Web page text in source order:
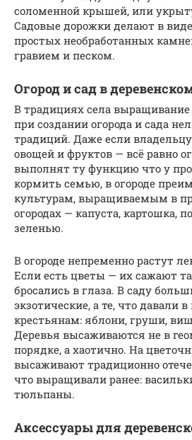
соломенной крышей, или
Садовые дорожки делают в
простых необработанных
гравием и песком.
Огород и сад в
В традициях села
при создании огорода и сада
традиций. Даже если
овощей и фруктов — всё равно
выполнят ту функцию что у
кормить семью, в огороде
культурам, выращиваемым в
огородах — капуста, картошка,
зеленью.
В огороде непременно растут
Если есть цветы — их сажают
бросались в глаза. В саду
экзотические, а те, что давали
крестьянам: яблони, груши,
Деревья высаживаются не в
порядке, а хаотично. На
высаживают традиционно
что выращивали ранее:
тюльпаны.
Аксессуары для